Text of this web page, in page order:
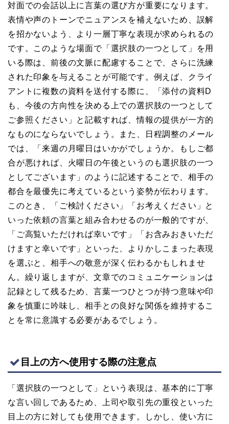
対面での会話以上に言葉の選び方が重要になります。
表情や声のトーンでニュアンスを補えないため、誤解
を招かないよう、より一層丁寧な表現が求められるの
です。このような場面で「選択肢の一つとして」を用
いる際は、前後の文脈に配慮することで、さらに洗練
された印象を与えることが可能です。例えば、クライ
アントに複数の資料を送付する際に、「添付の資料D
も、今後の方向性を決める上での選択肢の一つとして
ご参照ください」と記載すれば、情報の提供が一方的
なものにならないでしょう。また、日程調整のメール
では、「来週の月曜日はいかがでしょうか。もしご都
合が悪ければ、火曜日の午後というのも選択肢の一つ
としてございます」のように記述することで、相手の
都合を最優先に考えているという姿勢が伝わります。
このとき、「ご検討ください」「お考えください」と
いった依頼の言葉と組み合わせるのが一般的ですが、
「ご高覧いただければ幸いです」「お含みおきいただ
けますと幸いです」といった、よりかしこまった表現
を選ぶと、相手への敬意が深く伝わるかもしれませ
ん。繰り返しますが、文章でのコミュニケーションは
記録として残るため、言葉一つひとつが持つ意味や印
象を慎重に吟味し、相手との良好な関係を維持するこ
とを常に意識する必要があるでしょう。
目上の方へ使用する際の注意点
「選択肢の一つとして」という表現は、基本的に丁寧
な言い回しであるため、上司や取引先の重役といった
目上の方に対しても使用できます。しかし、使い方に